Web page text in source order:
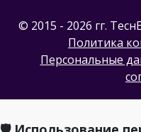
© 2015 - 2026 гг.
Политика
Персональные